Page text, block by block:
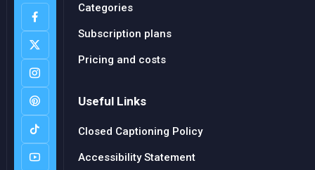
Categories
Subscription plans
Pricing and costs
Useful Links
Closed Captioning Policy
Accessibility Statement